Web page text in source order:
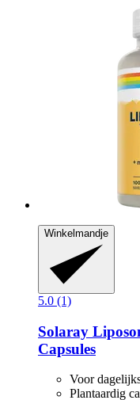
Winkelmandje
5.0 (1)
Solaray
Capsules
Voor
Plantaardig